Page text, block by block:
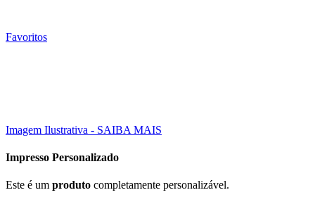
Favoritos
Imagem Ilustrativa - SAIBA MAIS
Impresso Personalizado
Este é um produto completamente personalizável.